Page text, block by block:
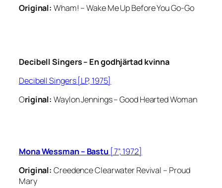
Original: Wham! –Wake Me Up Before You Go-Go
Decibell Singers – En godhjärtad kvinna
Decibell Singers[LP, 1975]
Original:Waylon Jennings –Good Hearted Woman
Mona Wessman – Bastu [7”, 1972]
Original: Creedence Clearwater Revival – Proud
Mary